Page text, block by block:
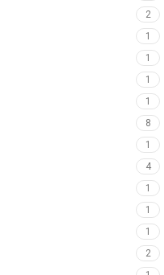
2
1
1
1
1
8
1
4
1
1
1
2